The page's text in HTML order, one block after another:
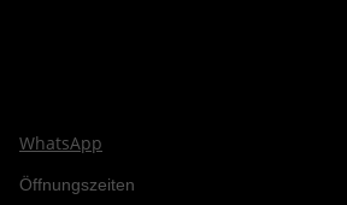
WhatsApp
Öffnungszeiten